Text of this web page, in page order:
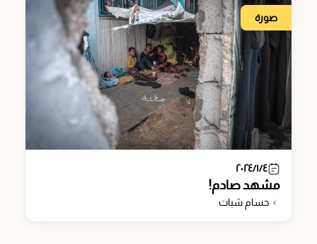
صورة
٢٠٢٤/١/٤
مشهد صادم!
حسام شبات